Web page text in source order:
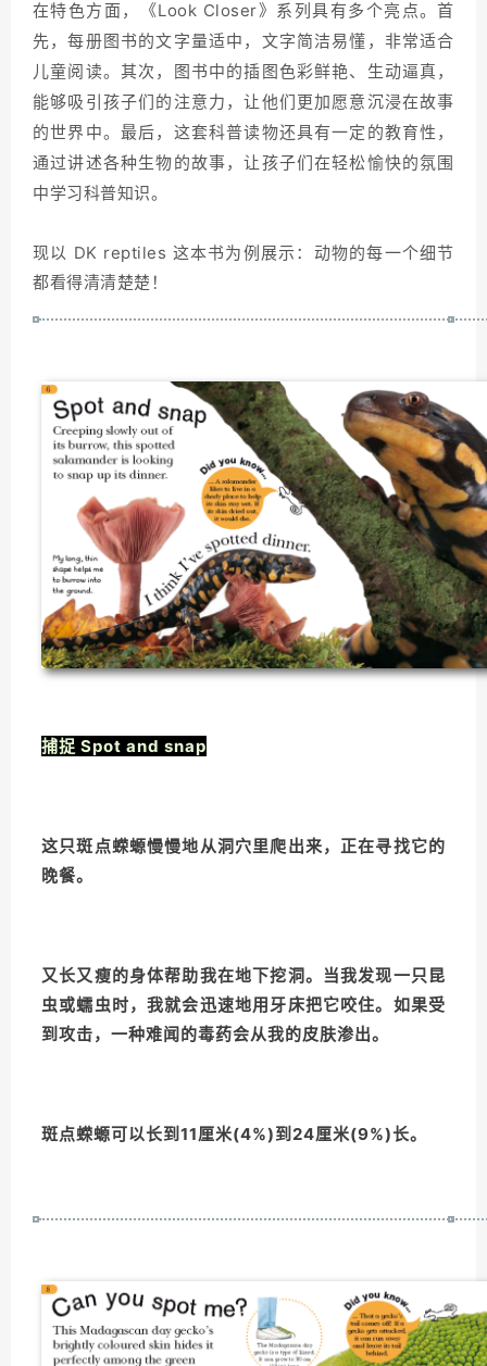
在特色方面，《Look Closer》系列具有多个亮点。首
先，每册图书的文字量适中，文字简洁易懂，非常适合
儿童阅读。其次，图书中的插图色彩鲜艳、生动逼真，
能够吸引孩子们的注意力，让他们更加愿意沉浸在故事
的世界中。最后，这套科普读物还具有一定的教育性，
通过讲述各种生物的故事，让孩子们在轻松愉快的氛围
中学习科普知识。
现以 DK reptiles 这本书为例展示：动物的每一个细节
都看得清清楚楚！
捕捉 Spot and snap
这只斑点蝾螈慢慢地从洞穴里爬出来，正在寻找它的
晚餐。
又长又瘦的身体帮助我在地下挖洞。当我发现一只昆
虫或蠕虫时，我就会迅速地用牙床把它咬住。如果受
到攻击，一种难闻的毒药会从我的皮肤渗出。
斑点蝾螈可以长到11厘米(4%)到24厘米(9%)长。